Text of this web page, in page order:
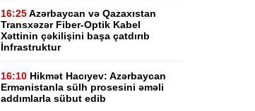
16:25 Azərbaycan və Qazaxıstan
Transxəzər Fiber-Optik Kabel
Xəttinin çəkilişini başa çatdırıb
İnfrastruktur
16:10 Hikmət Hacıyev: Azərbaycan
Ermənistanla sülh prosesini əməli
addımlarla sübut edib